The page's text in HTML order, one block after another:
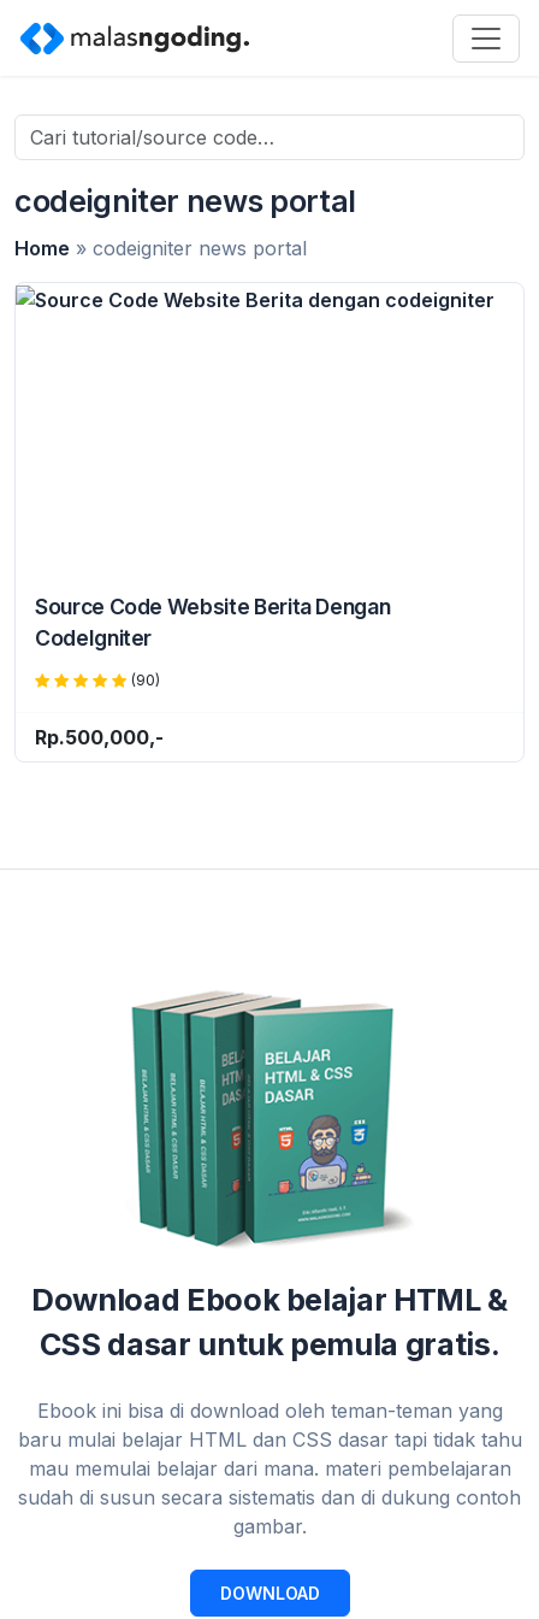
Search
for:
codeigniter news portal
Home » codeigniter news portal
Source Code Website Berita Dengan
CodeIgniter
(90)
Rp.500,000,-
Download Ebook belajar HTML &
CSS dasar untuk pemula gratis.
Ebook ini bisa di download oleh teman-teman yang
baru mulai belajar HTML dan CSS dasar tapi tidak tahu
mau memulai belajar dari mana. materi pembelajaran
sudah di susun secara sistematis dan di dukung contoh
gambar.
DOWNLOAD